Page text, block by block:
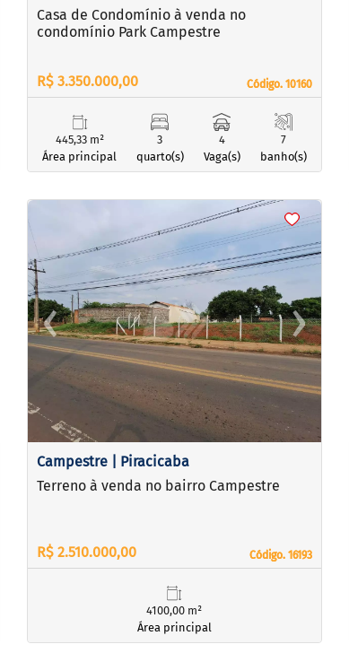
Código. 10160
Código. 10160
Casa de Condomínio à venda no
condomínio Park Campestre
R$ 3.350.000,00
445,33 m²
Área principal
3
quarto(s)
4
Vaga(s)
7
banho(s)
<
‹Previous ›Next
Campestre | Piracicaba
Código. 16193
Código. 16193
Terreno à venda no bairro Campestre
R$ 2.510.000,00
4100,00 m²
Área principal